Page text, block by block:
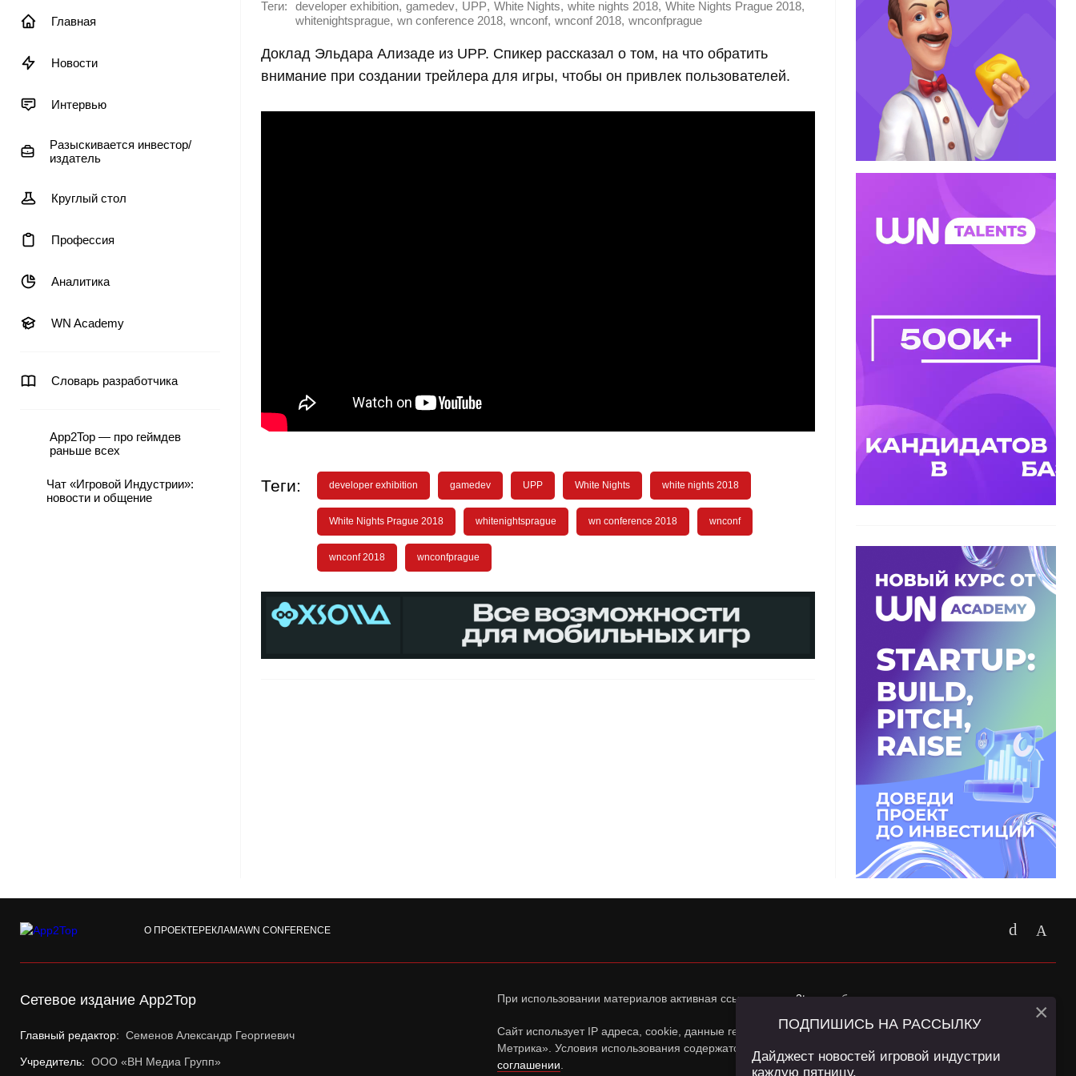
Главная
Новости
Интервью
Разыскивается инвестор/
издатель
Круглый стол
Профессия
Аналитика
WN Academy
Словарь разработчика
App2Top — про геймдев
раньше всех
Чат «Игровой Индустрии»:
новости и общение
Теги: developer exhibition, gamedev, UPP, White Nights, white nights 2018, White Nights Prague 2018,
whitenightsprague, wn conference 2018, wnconf, wnconf 2018, wnconfprague
Доклад Эльдара Ализаде из UPP. Спикер рассказал о том, на что обратить
внимание при создании трейлера для игры, чтобы он привлек пользователей.
Теги: developer exhibition gamedev UPP White Nights white nights 2018
White Nights Prague 2018 whitenightsprague wn conference 2018 wnconf
wnconf 2018 wnconfprague
О ПРОЕКТЕРЕКЛАМАWN CONFERENCE
Сетевое издание App2Top
Главный редактор: Семенов Александр Георгиевич
Учредитель: ООО «ВН Медиа Групп»
При использовании материалов активная ссылка наapp2top.ruобязательна.
Сайт использует IP адреса, cookie, данные геолокации Пользователей сайта и сервис «Яндекс
Метрика». Условия использования содержатся в
Политике конфиденциальностии
соглашении
ПОДПИШИСЬ НА РАССЫЛКУ
Дайджест новостей игровой индустрии
каждую пятницу.
×